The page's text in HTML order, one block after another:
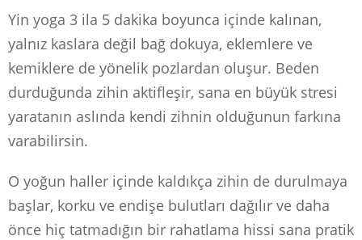
Yin yoga 3 ila 5 dakika boyunca içinde kalınan,
yalnız kaslara değil bağ dokuya, eklemlere ve
kemiklere de yönelik pozlardan oluşur. Beden
durduğunda zihin aktifleşir, sana en büyük stresi
yaratanın aslında kendi zihnin olduğunun farkına
varabilirsin.
O yoğun haller içinde kaldıkça zihin de durulmaya
başlar, korku ve endişe bulutları dağılır ve daha
önce hiç tatmadığın bir rahatlama hissi sana pratik